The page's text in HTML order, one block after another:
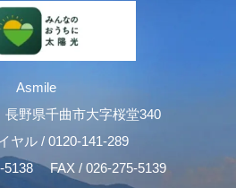
Asmile
野県千曲市大字桜堂340
ヤル / 0120-141-289
5138FAX / 026-275-5139